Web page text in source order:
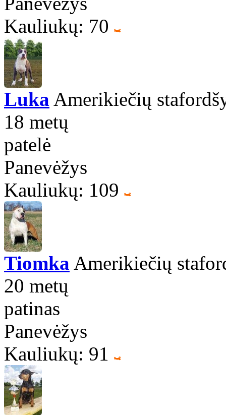
Kauliukų: 70
Luka Amerikiečių
18 metų
patelė
Panevėžys
Kauliukų: 109
Tiomka Amerikiečių
20 metų
patinas
Panevėžys
Kauliukų: 91